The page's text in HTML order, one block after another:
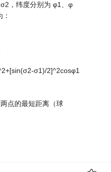
，纬度分别为 φ1、φ
σ1)/2]^2cosφ1
点的最短距离（球